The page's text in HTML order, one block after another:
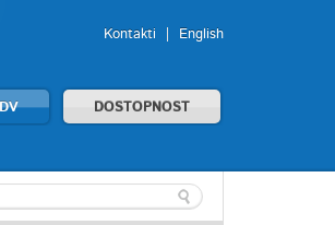
Kontakti English
DOSTOPNOST